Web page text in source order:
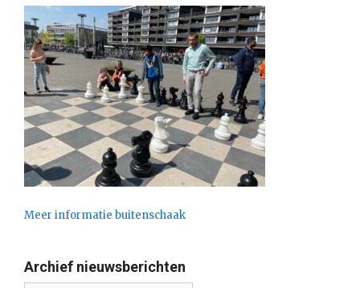
Meer informatie buitenschaak
Archief nieuwsberichten